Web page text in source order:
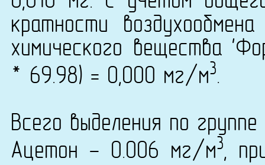
кратности
химического вещества
* 69.98) = 0,000 мг/м3.
Всего выделения по
Ацетон - 0.006 мг/м3,